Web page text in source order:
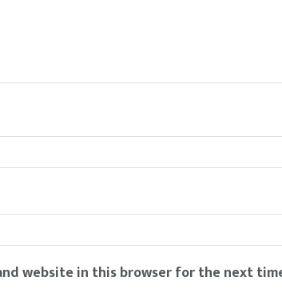
website in this browser for the next